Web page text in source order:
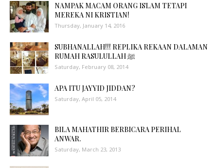
NAMPAK MACAM ORANG ISLAM TETAPI
MEREKA NI KRISTIAN!
Thursday, January 14, 2016
SUBHANALLAH!!! REPLIKA REKAAN DALAMAN
RUMAH RASULULLAH ﷺ
Saturday, February 08, 2014
APA ITU JAYYID JIDDAN?
Saturday, April 05, 2014
BILA MAHATHIR BERBICARA PERIHAL
ANWAR.
Saturday, March 23, 2013